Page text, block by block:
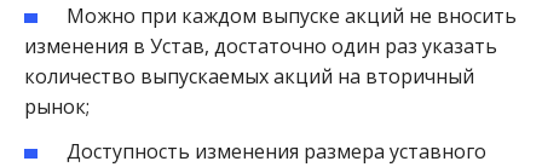
Можно при каждом выпуске акций не вносить
изменения в Устав, достаточно один раз указать
количество выпускаемых акций на вторичный
рынок;
Доступность изменения размера уставного